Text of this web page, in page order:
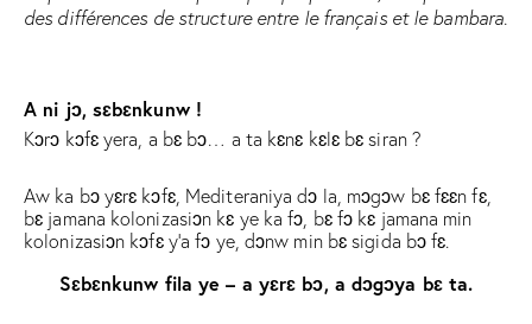
des différences de structure entre le français et le bambara.
A ni jɔ, sɛbɛnkunw !
Kɔrɔ kɔfɛ yera, a bɛ bɔ… a ta kɛnɛ kɛlɛ bɛ siran ?
Aw ka bɔ yɛrɛ kɔfɛ, Mediteraniya dɔ la, mɔgɔw bɛ fɛɛn fɛ,
bɛ jamana kolonizasiɔn kɛ ye ka fɔ, bɛ fɔ kɛ jamana min
kolonizasiɔn kɔfɛ y’a fɔ ye, dɔnw min bɛ sigida bɔ fɛ.
Sɛbɛnkunw fila ye – a yɛrɛ bɔ, a dɔgɔya bɛ ta.